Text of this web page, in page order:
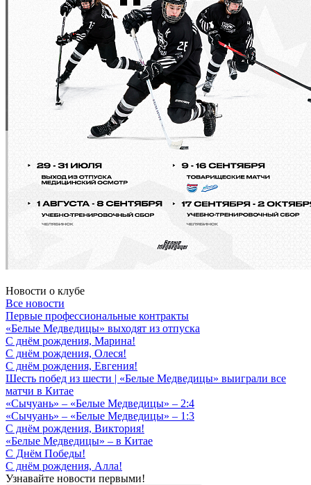
Новости о клубе
Все новости
Первые профессиональные контракты
«Белые Медведицы» выходят из отпуска
С днём рождения, Марина!
С днём рождения, Олеся!
С днём рождения, Евгения!
Шесть побед из шести | «Белые Медведицы» выиграли все
матчи в Китае
«Сычуань» – «Белые Медведицы» – 2:4
«Сычуань» – «Белые Медведицы» – 1:3
С днём рождения, Виктория!
«Белые Медведицы» – в Китае
С Днём Победы!
С днём рождения, Алла!
Узнавайте новости первыми!